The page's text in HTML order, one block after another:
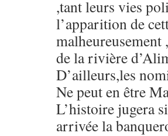
,tant leurs vies
l’apparition de
de la rivière
D’ailleurs,les
Ne peut en être
L’histoire jugera
arrivée la